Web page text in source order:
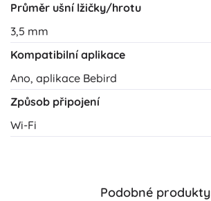
Průměr ušní lžičky/hrotu
3,5 mm
Kompatibilní aplikace
Ano, aplikace Bebird
Způsob připojení
Wi-Fi
Podobné produkty